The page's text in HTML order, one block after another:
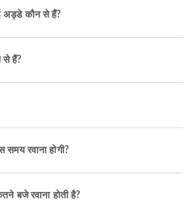
अड्डे कौन से हैं?
से हैं?
रवाना होगी?
बजे रवाना होती है?